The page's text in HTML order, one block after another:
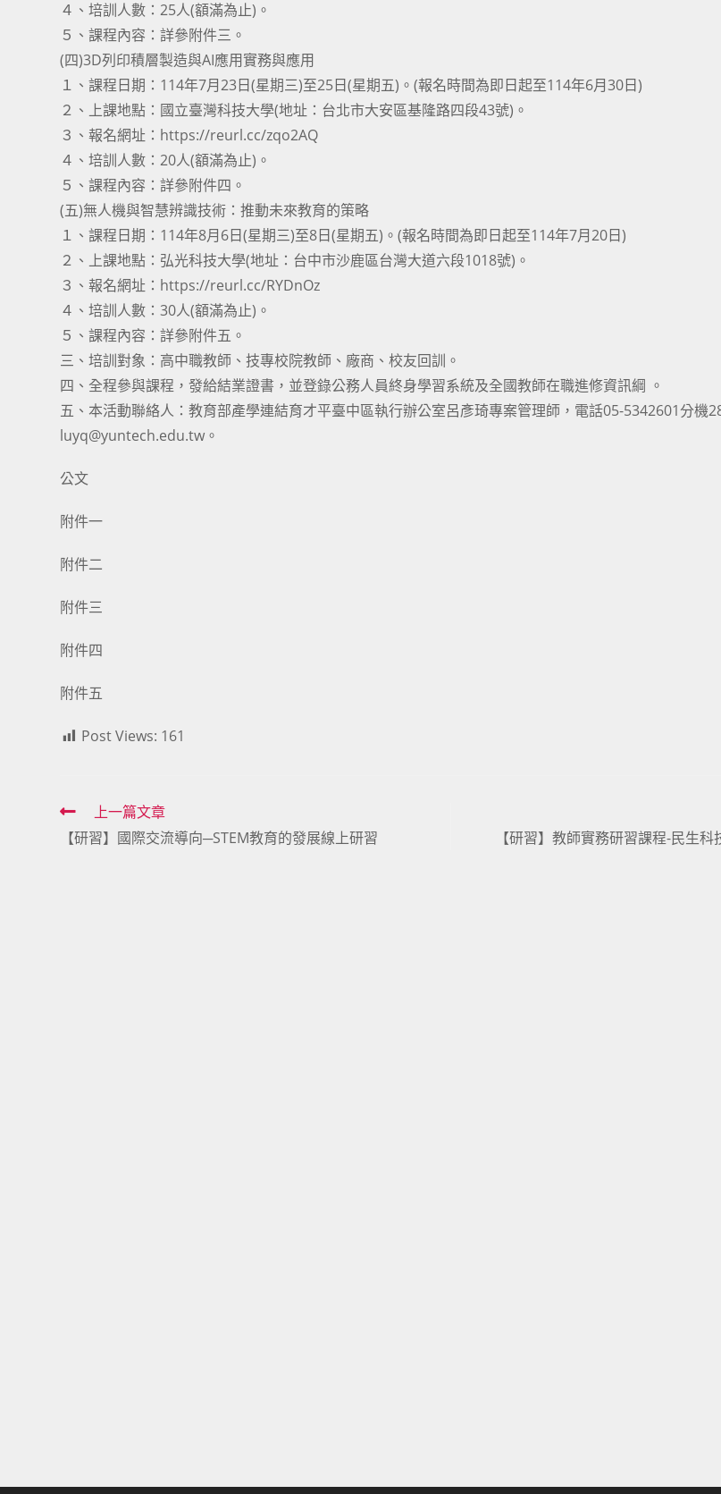
４、培訓人數：25人(額滿為止)。
５、課程內容：詳參附件三。
(四)3D列印積層製造與AI應用實務與應用
１、課程日期：114年7月23日(星期三)至25日(星期五)。(報名時間為即日起至114年6月30日)
２、上課地點：國立臺灣科技大學(地址：台北市大安區基隆路四段43號)。
３、報名網址：https://reurl.cc/zqo2AQ
４、培訓人數：20人(額滿為止)。
５、課程內容：詳參附件四。
(五)無人機與智慧辨識技術：推動未來教育的策略
１、課程日期：114年8月6日(星期三)至8日(星期五)。(報名時間為即日起至114年7月20日)
２、上課地點：弘光科技大學(地址：台中市沙鹿區台灣大道六段1018號)。
３、報名網址：https://reurl.cc/RYDnOz
４、培訓人數：30人(額滿為止)。
５、課程內容：詳參附件五。
三、培訓對象：高中職教師、技專校院教師、廠商、校友回訓。
四、全程參與課程，發給結業證書，並登錄公務人員終身學習系統及全國教師在職進修資訊綱 。
五、本活動聯絡人：教育部產學連結育才平臺中區執行辦公室呂彥琦專案管理師，電話05-5342601分機
luyq@yuntech.edu.tw。
公文
附件一
附件二
附件三
附件四
附件五
Post Views: 161
Read
more
上一篇文章
【研習】國際交流導向─STEM教育的發展線上研習
【研習】教師實務研習課程-民生